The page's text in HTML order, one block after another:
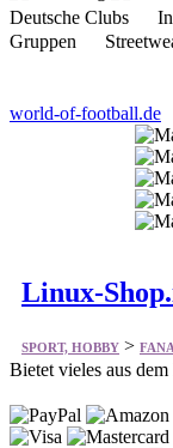
Deutsche Clubs
Gruppen
world-of-football.de
Linux-
SPORT, HOBBY>
Bietet vieles aus